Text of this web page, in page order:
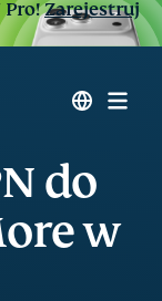
Pro!Zarejestruj
do
w